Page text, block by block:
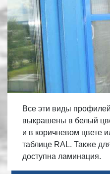
Все эти виды
выкрашены в белый
и в коричневом цвете
таблице RAL. Также
доступна ламинация.